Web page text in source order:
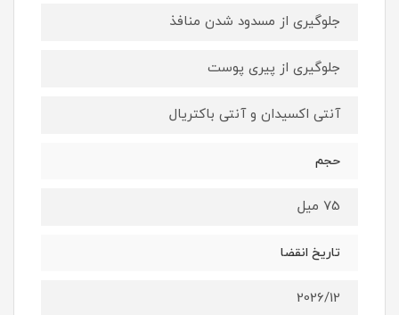
جلوگیری از مسدود شدن منافذ
جلوگیری از پیری پوست
آنتی اکسیدان و آنتی باکتریال
حجم
75 میل
تاریخ انقضا
2026/12